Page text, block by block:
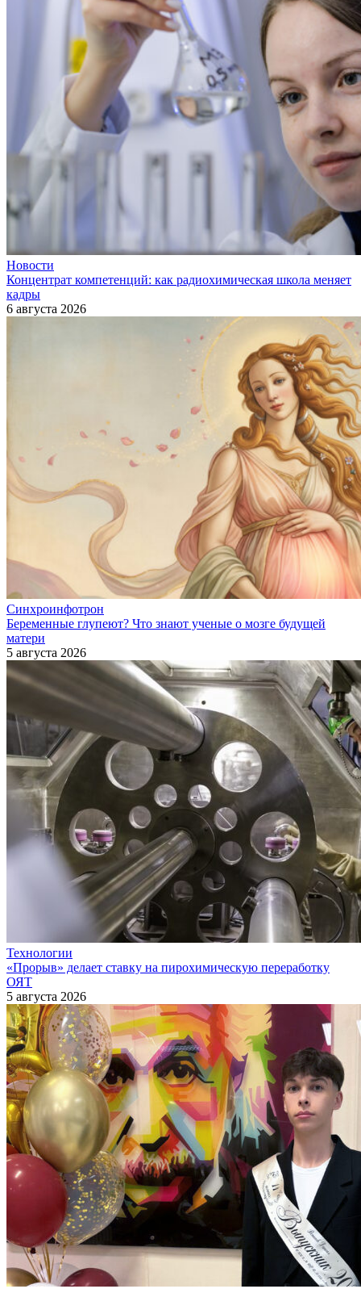
Новости
Концентрат компетенций: как радиохимическая школа меняет
кадры
6 августа 2026
Синхроинфотрон
Беременные глупеют? Что знают ученые о мозге будущей
матери
5 августа 2026
Технологии
«Прорыв» делает ставку на пирохимическую переработку
ОЯТ
5 августа 2026